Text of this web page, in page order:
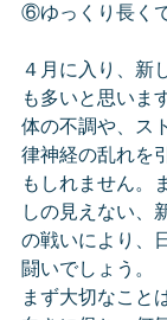
⑥ゆっくり長く
４月に入り、新
も多いと思いま
体の不調や、ス
律神経の乱れを
もしれません。
しの見えない、
の戦いにより、
闘いでしょう。
まず大切なこと